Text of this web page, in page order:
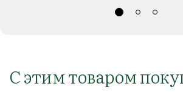
С этим товаром